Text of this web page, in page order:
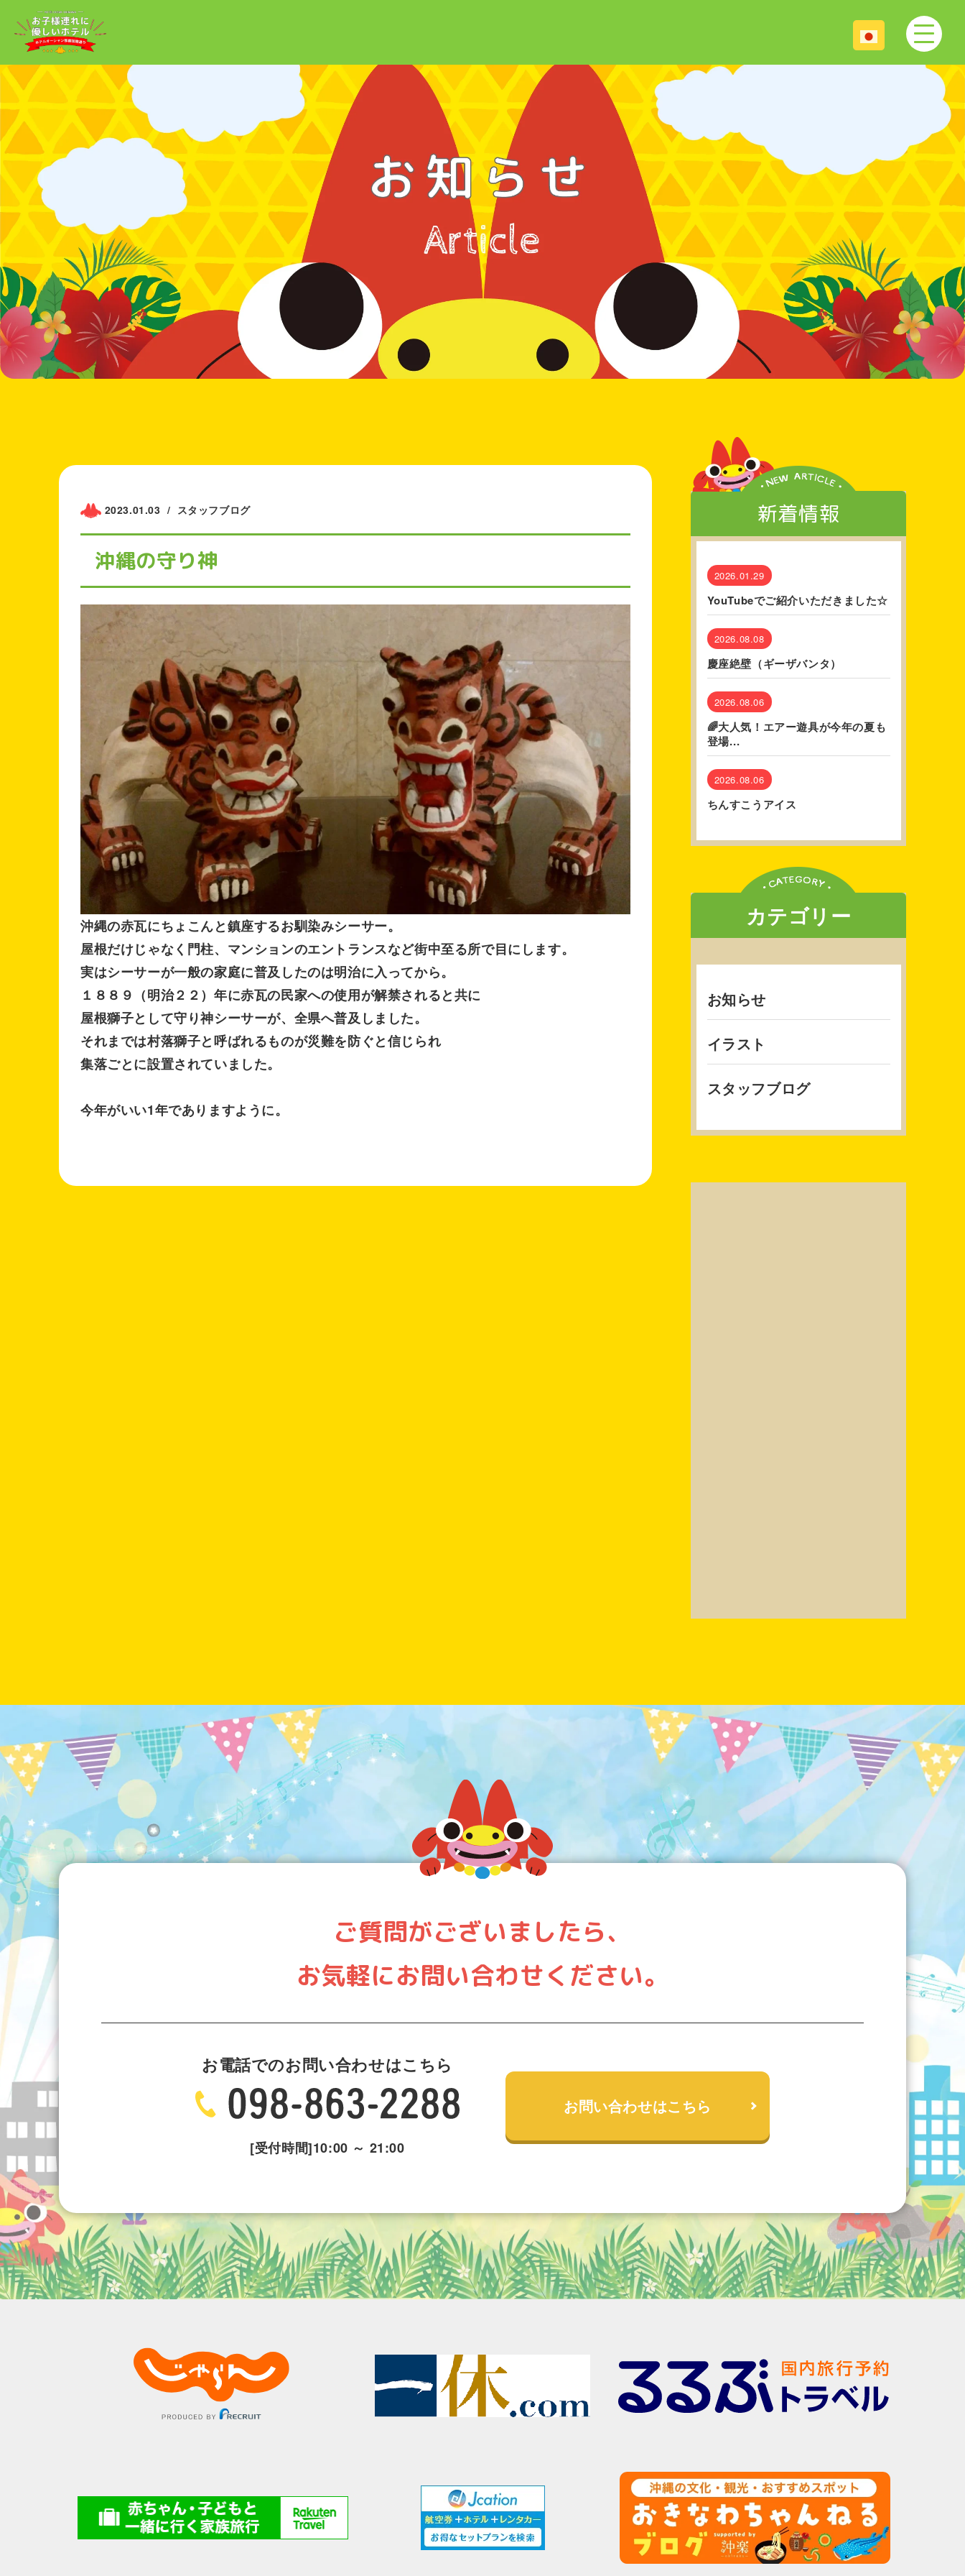
2023.01.03 / スタッフブログ
沖縄の守り神
沖縄の赤瓦にちょこんと鎮座するお馴染みシーサー。
屋根だけじゃなく門柱、マンションのエントランスなど街中至る所で目にします。
実はシーサーが一般の家庭に普及したのは明治に入ってから。
１８８９（明治２２）年に赤瓦の民家への使用が解禁されると共に
屋根獅子として守り神シーサーが、全県へ普及しました。
それまでは村落獅子と呼ばれるものが災難を防ぐと信じられ
集落ごとに設置されていました。
今年がいい1年でありますように。
新着情報
2026.01.29
YouTubeでご紹介いただきました☆
2026.08.08
慶座絶壁（ギーザバンタ）
2026.08.06
🌈大人気！エアー遊具が今年の夏も
登場...
2026.08.06
ちんすこうアイス
カテゴリー
お知らせ
イラスト
スタッフブログ
ご質問がございましたら、
お気軽にお問い合わせください。
お電話でのお問い合わせはこちら
[受付時間]10:00 ～ 21:00
お問い合わせはこちら